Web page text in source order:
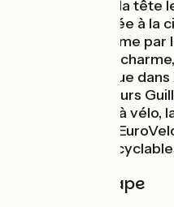
vous fera lever la tête
moment. L’arrivée à
Valery-sur-Somme
manque pas de
poursuivre jusque
de la vue des tours
votre aventure à vélo,
Vélomaritime -
pérégrinations
Détail de l'étape